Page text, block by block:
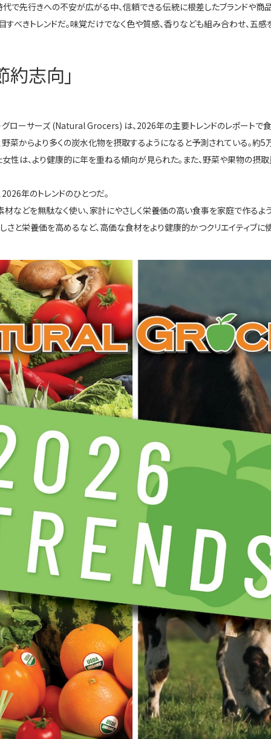
代で先行きへの不安が広がる中、信頼できる伝統に根差したブランドや
べきトレンドだ。味覚だけでなく色や質感、香りなども組み合わせ、五
約志向」
ローサーズ (Natural Grocers) は、2026年の主要トレンドのレポートで
菜からより多くの炭水化物を摂取するようになると予測されている。約
性は、より健康的に年を重ねる傾向が見られた。また、野菜や果物の摂
年のトレンドのひとつだ。
などを無駄なく使い、家計にやさしく栄養価の高い食事を家庭で作るよ
と栄養価を高めるなど、高価な食材をより健康的かつクリエイティブに